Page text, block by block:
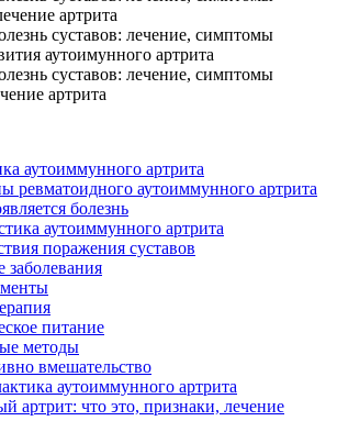
артрита
аутоимунного артрита
артрита
аутоиммунного артрита
ревматоидного аутоиммунного артрита
болезнь
аутоиммунного артрита
поражения суставов
заболевания
питание
методы
вмешательство
аутоиммунного артрита
артрит: что это, признаки, лечение